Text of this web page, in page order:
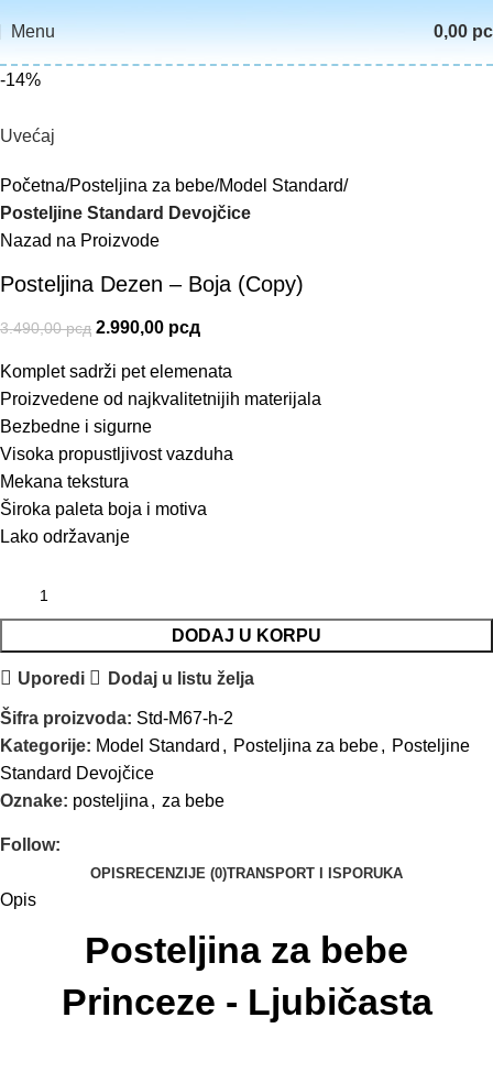
Menu 0,00
-14%
Uvećaj
Početna Posteljina za bebe Model Standard
Posteljine Standard Devojčice
Nazad na Proizvode
Posteljina Dezen – Boja (Copy)
3.490,00рсд 2.990,00 рсд
Komplet sadrži pet elemenata
Proizvedene od najkvalitetnijih materijala
Bezbedne i sigurne
Visoka propustljivost vazduha
Mekana tekstura
Široka paleta boja i motiva
Lako održavanje
DODAJ U KORPU
Uporedi Dodaj u listu želja
Šifra proizvoda: Std-M67-h-2
Kategorije: Model Standard , Posteljina za bebe, Posteljine
Standard Devojčice
Oznake: posteljina , za bebe
Follow:
OPIS RECENZIJE (0)TRANSPORT I ISPORUKA
Opis
Posteljina za bebe
Princeze - Ljubičasta